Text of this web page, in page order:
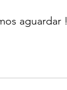
aguardar !